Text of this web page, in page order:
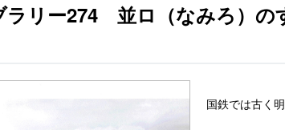
ラリー274 並ロ（なみろ）の
国鉄では古く